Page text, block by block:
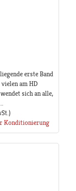
erste Band
am HD
sich an alle,
Konditionierung